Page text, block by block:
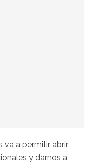
va a permitir abrir
y darnos a